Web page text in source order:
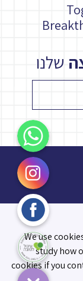
שלנו
We use
study how
cookies if you
WhatsApp
Instagram
Facebook
עיגול לטובה